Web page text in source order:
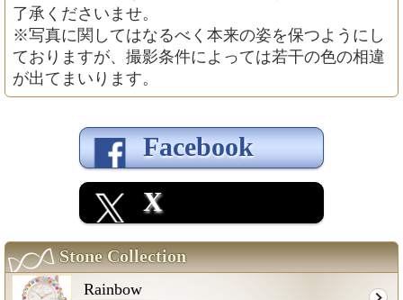
了承くださいませ。
※写真に関してはなるべく本来の姿を保つようにし
ておりますが、撮影条件によっては若干の色の相違
が出てまいります。
Facebook
X
Stone Collection
Rainbow